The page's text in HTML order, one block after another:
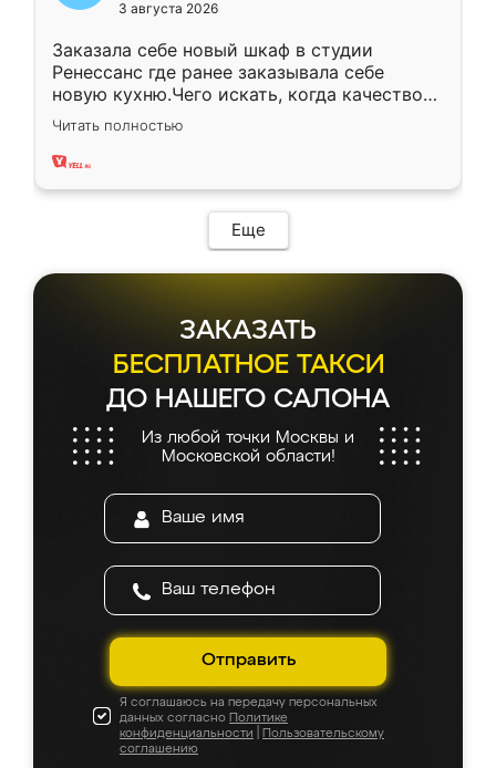
3 августа 2026
Заказала себе новый шкаф в студии
Ренессанс где ранее заказывала себе
новую кухню.Чего искать, когда качеством
вполне довольна. Служит кухня уже почти
два года, нареканий нет.
Читать полностью
Еще
ЗАКАЗАТЬ
БЕСПЛАТНОЕ ТАКСИ
ДО НАШЕГО САЛОНА
Из любой точки Москвы и
Московской области!
Отправить
Я соглашаюсь на передачу персональных
данных согласно Политике
конфиденциальности
Пользовательскому
соглашению